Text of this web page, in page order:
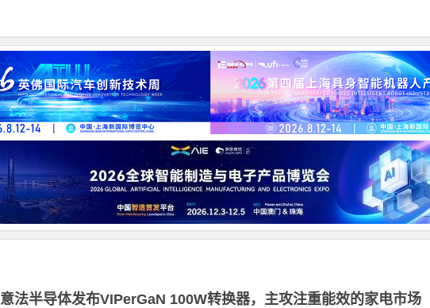
意法半导体发布VIPerGaN 100W转换器，主攻注重能效的家电市场